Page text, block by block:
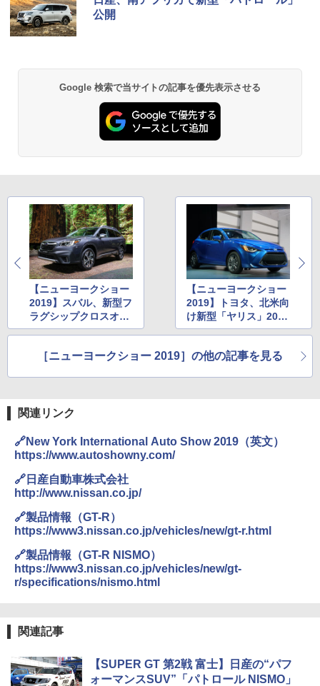
公開
Google 検索で当サイトの記事を優先表示させる
【ニューヨークショー
2019】スバル、新型フ
ラグシップクロスオー
バーSUV「アウトバッ
界初公開
【ニューヨークショー
2019】トヨタ、北米向
け新型「ヤリス」2020
年モデル公開
［ニューヨークショー 2019］の他の記事を見る
関連リンク
🔗New York International Auto Show 2019（英文）
https://www.autoshowny.com/
🔗日産自動車株式会社
http://www.nissan.co.jp/
🔗製品情報（GT-R）
https://www3.nissan.co.jp/vehicles/new/gt-r.html
🔗製品情報（GT-R NISMO）
https://www3.nissan.co.jp/vehicles/new/gt-
r/specifications/nismo.html
関連記事
【SUPER GT 第2戦 富士】日産の“パフ
ォーマンスSUV”「パトロール NISMO」